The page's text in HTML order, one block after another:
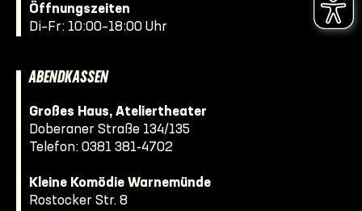
Öffnungszeiten
Di–Fr: 10:00–18:00 Uhr
ABENDKASSEN
Großes Haus, Ateliertheater
Doberaner Straße 134/135
Telefon: 0381 381-4702
Kleine Komödie Warnemünde
Rostocker Str. 8